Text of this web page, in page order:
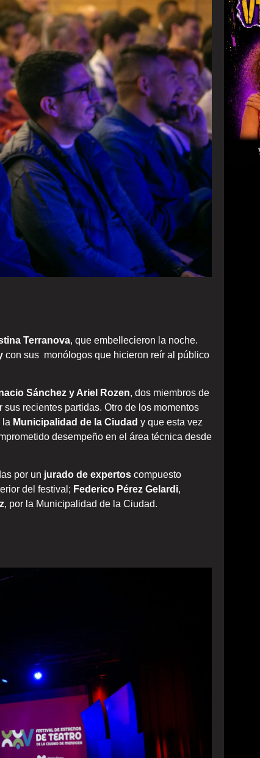
Terranova, que embellecieron la noche.
con sus monólogos que hicieron reír al público
Sánchez y Ariel Rozen, dos miembros de
recientes partidas. Otro de los momentos
la Municipalidad de la Ciudad y que esta vez
desempeño en el área técnica desde
por un jurado de expertos compuesto
del festival; Federico Pérez Gelardi,
, por la Municipalidad de la Ciudad.